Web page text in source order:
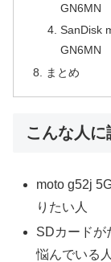
GN6MN
SanDisk
GN6MN
まとめ
こんな人
moto g52j
りたい人
SDカードが
悩んでいる人